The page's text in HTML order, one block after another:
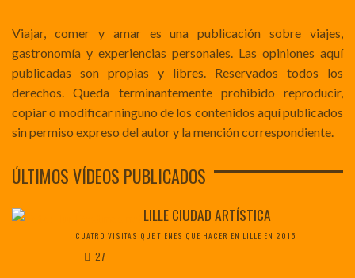
Viajar, comer y amar es una publicación sobre viajes,
gastronomía y experiencias personales. Las opiniones aquí
publicadas son propias y libres. Reservados todos los
derechos. Queda terminantemente prohibido reproducir,
copiar o modificar ninguno de los contenidos aquí publicados
sin permiso expreso del autor y la mención correspondiente.
ÚLTIMOS VÍDEOS PUBLICADOS
LILLE CIUDAD ARTÍSTICA
CUATRO VISITAS QUE TIENES QUE HACER EN LILLE EN 2015
27